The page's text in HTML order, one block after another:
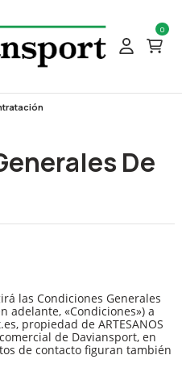
0
De
las Condiciones Generales
adelante, «Condiciones») a
propiedad de ARTESANOS
comercial de Daviansport, en
de contacto figuran también